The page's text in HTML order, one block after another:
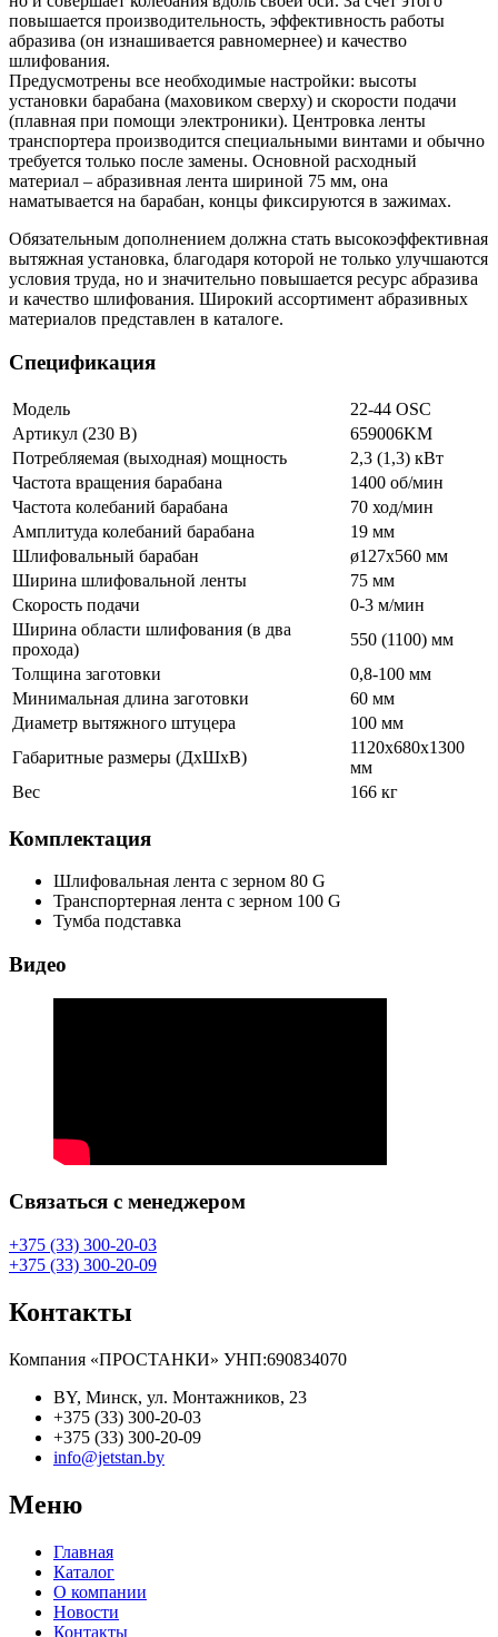
повышается производительность, эффективность работы
абразива (он изнашивается равномернее) и качество
шлифования.
Предусмотрены все необходимые настройки: высоты
установки барабана (маховиком сверху) и скорости подачи
(плавная при помощи электроники). Центровка ленты
транспортера производится специальными винтами и обычно
требуется только после замены. Основной расходный
материал – абразивная лента шириной 75 мм, она
наматывается на барабан, концы фиксируются в зажимах.
Обязательным дополнением должна стать высокоэффективная
вытяжная установка, благодаря которой не только улучшаются
условия труда, но и значительно повышается ресурс абразива
и качество шлифования. Широкий ассортимент абразивных
материалов представлен в каталоге.
Спецификация
Модель
22-44 OSC
Артикул (230 В)
659006KM
Потребляемая (выходная) мощность
2,3 (1,3) кВт
Частота вращения барабана
1400 об/мин
Частота колебаний барабана
70 ход/мин
Амплитуда колебаний барабана
19 мм
Шлифовальный барабан
ø127х560 мм
Ширина шлифовальной ленты
75 мм
Скорость подачи
0-3 м/мин
Ширина области шлифования (в два
прохода)
550 (1100) мм
Толщина заготовки
0,8-100 мм
Минимальная длина заготовки
60 мм
Диаметр вытяжного штуцера
100 мм
Габаритные размеры (ДхШхВ)
1120х680х1300
мм
Вес
166 кг
Комплектация
Шлифовальная лента с зерном 80 G
Транспортерная лента с зерном 100 G
Тумба подставка
Видео
Связаться с менеджером
+375 (33) 300-20-03
+375 (33) 300-20-09
Контакты
Компания «ПРОСТАНКИ» УНП:690834070
BY, Минск, ул. Монтажников, 23
+375 (33) 300-20-03
+375 (33) 300-20-09
info@jetstan.by
Меню
Главная
Каталог
О компании
Новости
Контакты